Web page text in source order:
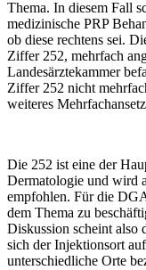
Thema. In diesem Fall
medizinische PRP
ob diese rechtens sei.
Ziffer 252, mehrfach
Landesärztekammer
Ziffer 252 nicht
weiteres
Die 252 ist eine der
Dermatologie und wird
empfohlen. Für die
dem Thema zu
Diskussion scheint
sich der Injektionsort
unterschiedliche Orte